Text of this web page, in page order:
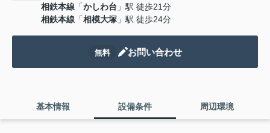
相鉄本線 「かしわ台 」駅 徒歩21分
相鉄本線 「相模大塚 」駅 徒歩24分
無料 お問い合わせ
基本情報 設備条件 周辺環境